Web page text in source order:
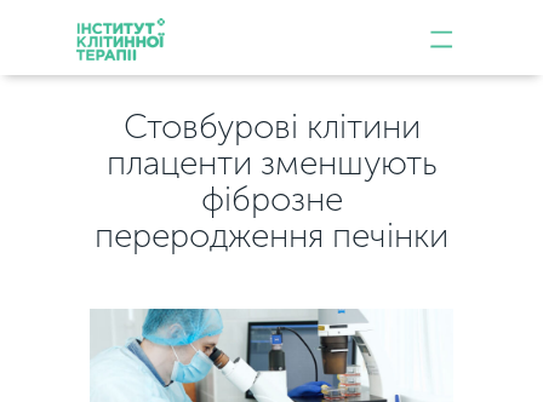
Стовбурові клітини
плаценти зменшують
фіброзне
переродження печінки